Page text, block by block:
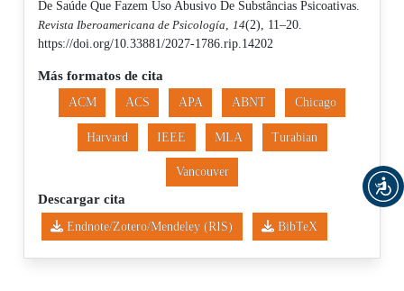
De Saúde Que Fazem Uso Abusivo De Substâncias Psicoativas.
Revista Iberoamericana de Psicología
14(2), 11–20.
https://doi.org/10.33881/2027-1786.rip.14202
Más formatos de cita
ACM ACS APA ABNT Chicago
Harvard IEEE MLA Turabian
Vancouver
Descargar cita
Endnote/Zotero/Mendeley (RIS) BibTeX